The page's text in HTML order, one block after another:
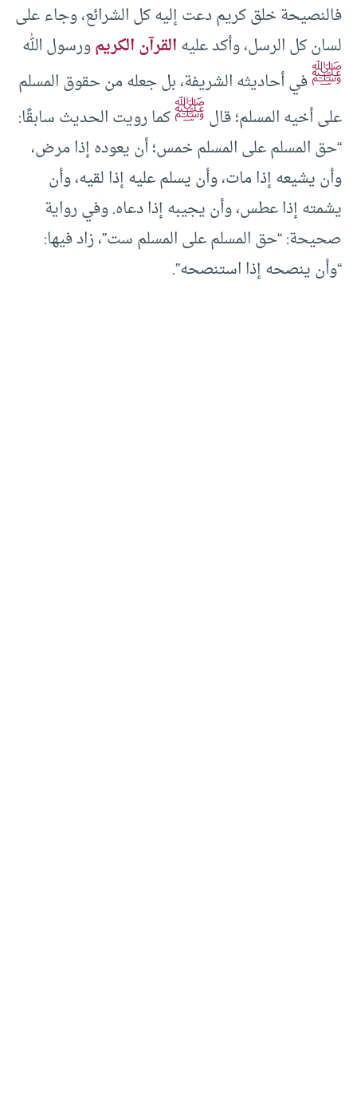
فالنصيحة خلق كريم دعت إليه كل الشرائع، وجاء على
لسان كل الرسل، وأكد عليهالقرآن الكريمورسول الله
ﷺفي أحاديثه الشريفة، بل جعله من حقوق المسلم
على أخيه المسلم؛ قالﷺكما رويت الحديث سابقًا:
“حق المسلم على المسلم خمس؛ أن يعوده إذا مرض،
وأن يشيعه إذا مات، وأن يسلم عليه إذا لقيه، وأن
يشمته إذا عطس، وأن يجيبه إذا دعاه. وفي رواية
صحيحة: “حق المسلم على المسلم ست”، زاد فيها:
“وأن ينصحه إذا استنصحه”.